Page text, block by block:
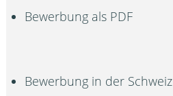
Bewerbung als PDF
Bewerbung in der Schweiz